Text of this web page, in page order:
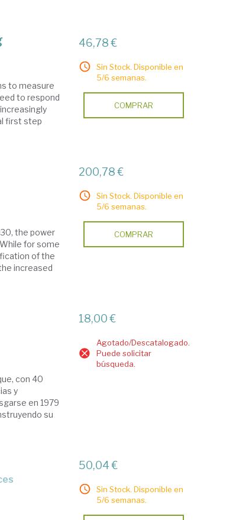
to measure
to respond
first step
46,78 €
Sin Stock. Disponible en
5/6 semanas.
COMPRAR
the power
for some
of the
increased
200,78 €
Sin Stock. Disponible en
5/6 semanas.
COMPRAR
con 40
y
en 1979
su
18,00 €
Agotado/Descatalogado.
Puede solicitar
búsqueda.
50,04 €
Sin Stock. Disponible en
5/6 semanas.